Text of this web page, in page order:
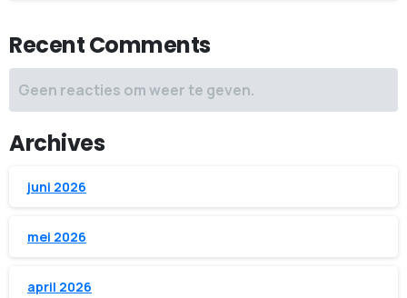
Recent Comments
Geen reacties om weer te geven.
Archives
juni 2026
mei 2026
april 2026